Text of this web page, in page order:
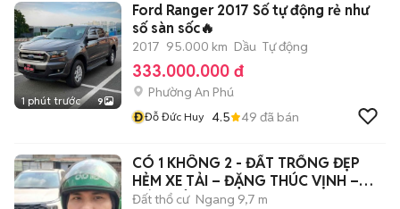
1 phút trước 9
Ford Ranger 2017 Số tự động rẻ như
số sàn sốc🔥
2017 95.000 km Dầu Tự động
333.000.000 đ
Phường An Phú
ĐĐỗ Đức Huy 4.5 49 đã bán
CÓ 1 KHÔNG 2 - ĐẤT TRỐNG ĐẸP
HẺM XE TẢI – ĐẶNG THÚC VỊNH –
HÓC MÔN
Đất thổ cư Ngang 9,7 m